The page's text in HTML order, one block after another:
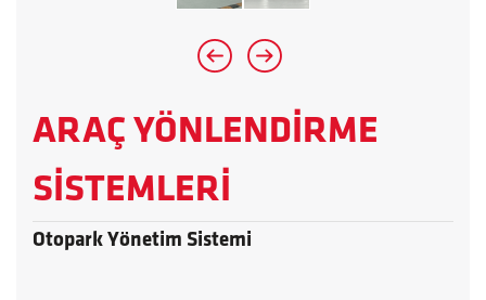
ARAÇ YÖNLENDİRME
SİSTEMLERİ
Otopark Yönetim Sistemi